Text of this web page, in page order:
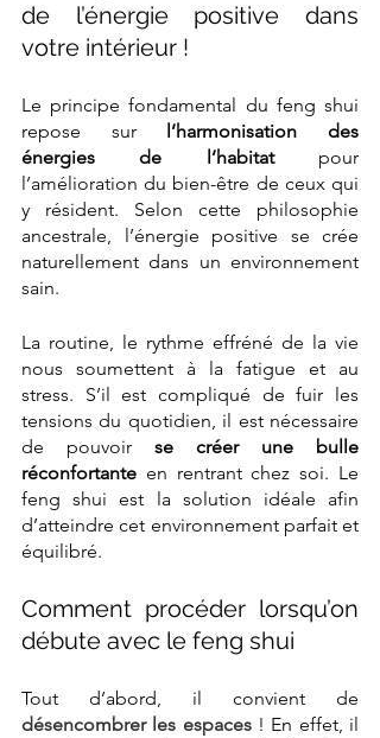
de l’énergie positive dans
votre intérieur !
Le principe fondamental du feng shui
repose sur
l’harmonisation des
énergies de l’habitat pour
l’amélioration du bien-être de ceux qui
y résident. Selon cette philosophie
ancestrale, l’énergie positive se crée
naturellement dans un environnement
sain.
La routine, le rythme effréné de la vie
nous soumettent à la fatigue et au
stress. S’il est compliqué de fuir les
tensions du quotidien, il est nécessaire
de pouvoir se créer une bulle
réconfortante en rentrant chez soi. Le
feng shui est la solution idéale afin
d’atteindre cet environnement parfait et
équilibré.
Comment procéder lorsqu’on
débute avec le feng shui
désencombrer les espaces ! En effet, il